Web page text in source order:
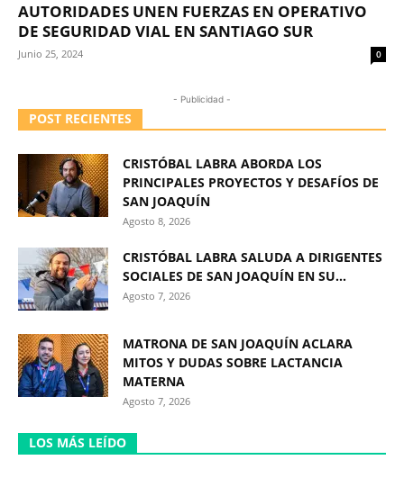
AUTORIDADES UNEN FUERZAS EN OPERATIVO
DE SEGURIDAD VIAL EN SANTIAGO SUR
Junio 25, 2024 0
- Publicidad -
POST RECIENTES
CRISTÓBAL LABRA ABORDA LOS
PRINCIPALES PROYECTOS Y DESAFÍOS DE
SAN JOAQUÍN
Agosto 8, 2026
CRISTÓBAL LABRA SALUDA A DIRIGENTES
SOCIALES DE SAN JOAQUÍN EN SU...
Agosto 7, 2026
MATRONA DE SAN JOAQUÍN ACLARA
MITOS Y DUDAS SOBRE LACTANCIA
MATERNA
Agosto 7, 2026
LOS MÁS LEÍDO